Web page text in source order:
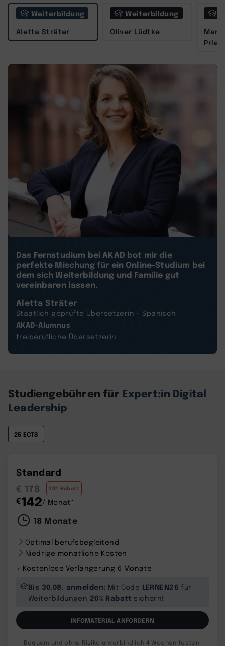
Weiterbildung
Aletta Sträter
Weiterbildung
Oliver Lüdtke
Das Fernstudium bei AKAD bot mir die
perfekte Mischung für ein Online-Studium bei
dem sich Weiterbildung und Familie gut
vereinbaren lassen.
Aletta Sträter
Staatlich geprüfte Übersetzerin - Spanisch
AKAD-Alumnus
freiberufliche Übersetzerin
Studiengebühren für Expert:in Digital
Leadership
25 ECTS
Standard
€ 178
20% Rabatt
€142/ Monat*
18 Monate
Optimal berufsbegleitend
Niedrige monatliche Kosten
+ Kostenlose Verlängerung 6 Monate
Bis 30.08. anmelden: Mit Code LERNEN26 für
Weiterbildungen 20% Rabatt sichern!
INFOMATERIAL ANFORDERN
Bequem und ohne Risiko unverbindlich 4 Wochen testen.